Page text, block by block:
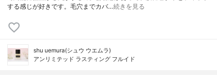
する感じが好きです。毛穴までカバ…続きを見る
shu uemura(シュウ ウエムラ)
アンリミテッド ラスティング フルイド